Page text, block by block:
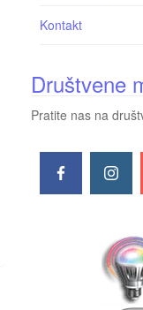
Kontakt
Društvene
Pratite nas na